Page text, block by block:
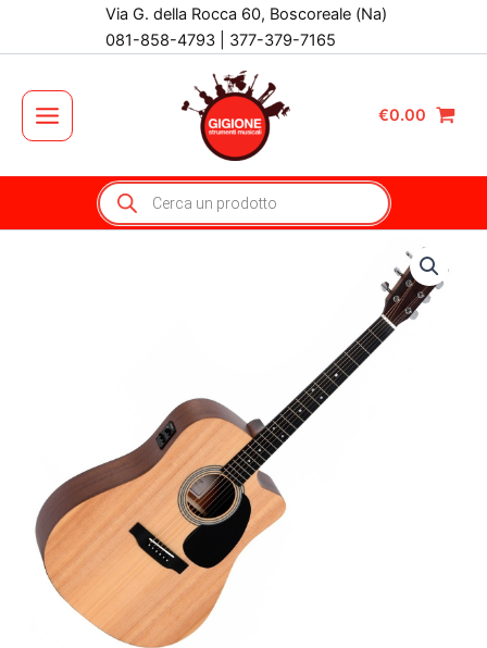
Via G. della Rocca 60, Boscoreale (Na)
081-858-4793 | 377-379-7165
Main
Menu
€0.00
Products
search